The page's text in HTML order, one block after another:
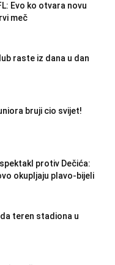
Evo ko otvara novu
meč
raste iz dana u dan
bruji cio svijet!
protiv Dečića:
okupljaju plavo-bijeli
teren stadiona u